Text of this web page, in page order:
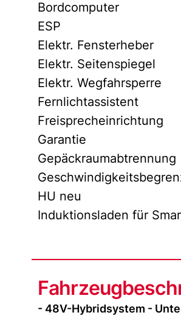
Bordcomputer
ESP
Elektr. Fensterheber
Elektr. Seitenspiegel
Elektr. Wegfahrsperre
Fernlichtassistent
Freisprecheinrichtung
Garantie
Gepäckraumabtrennung
HU neu
Induktionsladen für
- 48V-Hybridsystem -